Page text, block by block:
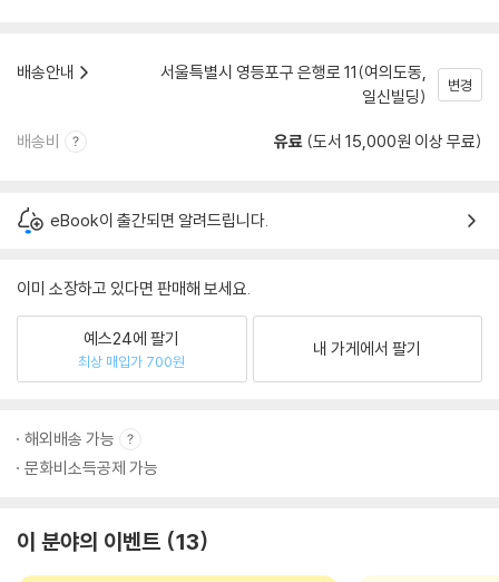
배송안내
서울특별시 영등포구 은행로 11(여의도동,
일신빌딩)
변경
배송비 유료 (도서 15,000원 이상 무료)
eBook이 출간되면 알려드립니다.
이미 소장하고 있다면 판매해 보세요.
예스24에 팔기
최상 매입가 700원
내 가게에서 팔기
해외배송 가능
문화비소득공제 가능
이 분야의 이벤트 13